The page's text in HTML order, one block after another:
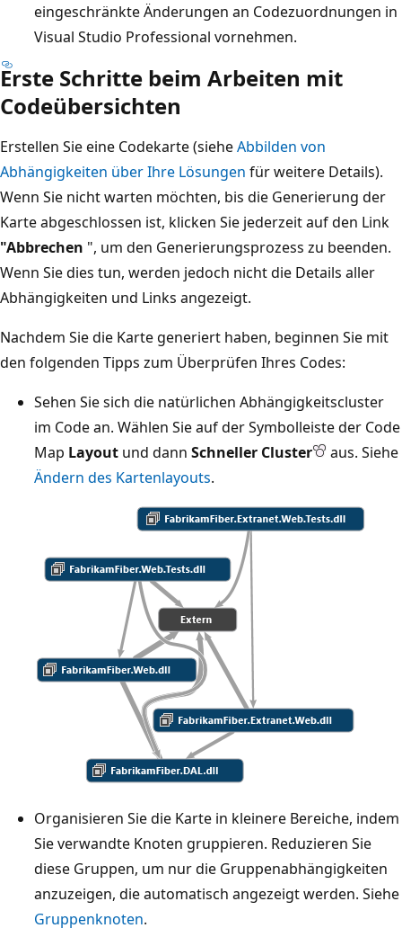
eingeschränkte Änderungen an Codezuordnungen in
Visual Studio Professional vornehmen.
Erste Schritte beim Arbeiten mit
Codeübersichten
Erstellen Sie eine Codekarte (sieheAbbilden von
Abhängigkeiten über Ihre Lösungen für weitere Details).
Wenn Sie nicht warten möchten, bis die Generierung der
Karte abgeschlossen ist, klicken Sie jederzeit auf den Link
"Abbrechen ", um den Generierungsprozess zu beenden.
Wenn Sie dies tun, werden jedoch nicht die Details aller
Abhängigkeiten und Links angezeigt.
Nachdem Sie die Karte generiert haben, beginnen Sie mit
den folgenden Tipps zum Überprüfen Ihres Codes:
Sehen Sie sich die natürlichen Abhängigkeitscluster
im Code an. Wählen Sie auf der Symbolleiste der Code
Map Layout und dann Schneller Cluster
aus. Siehe
Ändern des Kartenlayouts.
Organisieren Sie die Karte in kleinere Bereiche, indem
Sie verwandte Knoten gruppieren. Reduzieren Sie
diese Gruppen, um nur die Gruppenabhängigkeiten
anzuzeigen, die automatisch angezeigt werden. Siehe
Gruppenknoten.